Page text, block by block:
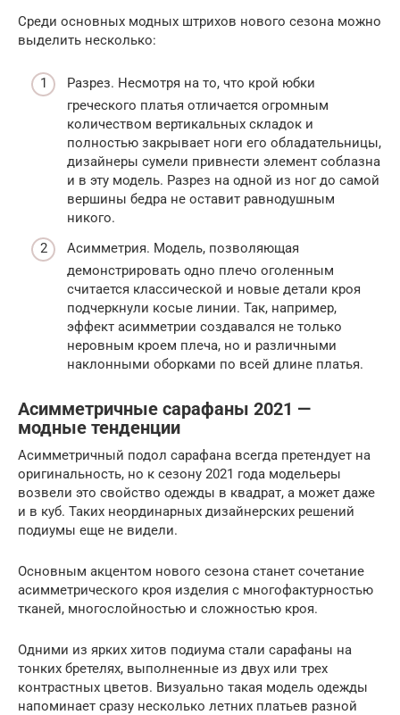
Среди основных модных штрихов нового сезона можно
выделить несколько:
Разрез. Несмотря на то, что крой юбки
греческого платья отличается огромным
количеством вертикальных складок и
полностью закрывает ноги его обладательницы,
дизайнеры сумели привнести элемент соблазна
и в эту модель. Разрез на одной из ног до самой
вершины бедра не оставит равнодушным
никого.
Асимметрия. Модель, позволяющая
демонстрировать одно плечо оголенным
считается классической и новые детали кроя
подчеркнули косые линии. Так, например,
эффект асимметрии создавался не только
неровным кроем плеча, но и различными
наклонными оборками по всей длине платья.
Асимметричные сарафаны 2021 —
модные тенденции
Асимметричный подол сарафана всегда претендует на
оригинальность, но к сезону 2021 года модельеры
возвели это свойство одежды в квадрат, а может даже
и в куб. Таких неординарных дизайнерских решений
подиумы еще не видели.
Основным акцентом нового сезона станет сочетание
асимметрического кроя изделия с многофактурностью
тканей, многослойностью и сложностью кроя.
Одними из ярких хитов подиума стали сарафаны на
тонких бретелях, выполненные из двух или трех
контрастных цветов. Визуально такая модель одежды
напоминает сразу несколько летних платьев разной